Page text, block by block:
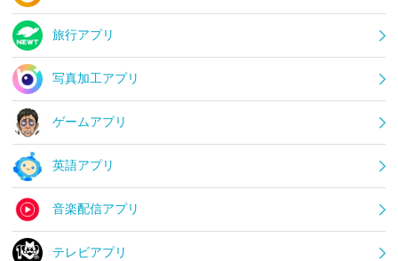
旅行アプリ
写真加工アプリ
ゲームアプリ
英語アプリ
音楽配信アプリ
テレビアプリ